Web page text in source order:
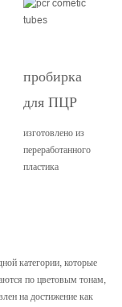
пробирка
для ПЦР
изготовлено из
переработанного
пластика
категории, которые
по цветовым тонам,
на достижение как